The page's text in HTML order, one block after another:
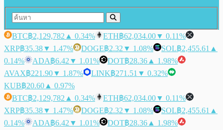
BTC฿2,129,782 ▲ 0.34% ETH฿62,034.00▼ 0.11%
XRP฿35.38▼ 1.47% DOGE฿2.32 ▼ 1.08% SOL฿2,455.61 ▲
0.14%
ADA฿6.42 ▼ 1.01% DOT฿28.36 ▲ 1.98%
AVAX฿221.90▼ 1.87% LINK฿271.51 ▼ 0.32%
KUB฿20.60 ▲ 0.97%
BTC฿2,129,782 ▲ 0.34% ETH฿62,034.00▼ 0.11%
XRP฿35.38▼ 1.47% DOGE฿2.32 ▼ 1.08% SOL฿2,455.61 ▲
0.14%
ADA฿6.42 ▼ 1.01% DOT฿28.36 ▲ 1.98%